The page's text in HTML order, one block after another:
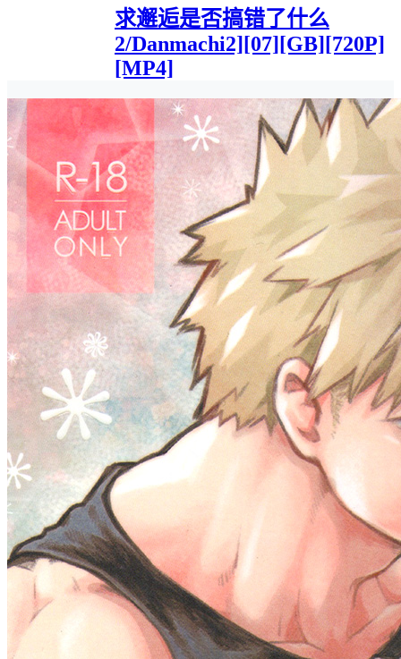
求邂逅是否搞错了什么
2/Danmachi2][07][GB][720P]
[MP4]